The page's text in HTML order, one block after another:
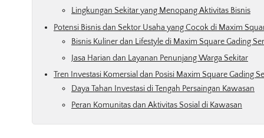
Lingkungan Sekitar yang Menopang Aktivitas Bisnis
Potensi Bisnis dan Sektor Usaha yang Cocok di Maxim
Bisnis Kuliner dan Lifestyle di Maxim Square Gading
Jasa Harian dan Layanan Penunjang Warga Sekitar
Tren Investasi Komersial dan Posisi Maxim Square Gading
Daya Tahan Investasi di Tengah Persaingan Kawasan
Peran Komunitas dan Aktivitas Sosial di Kawasan